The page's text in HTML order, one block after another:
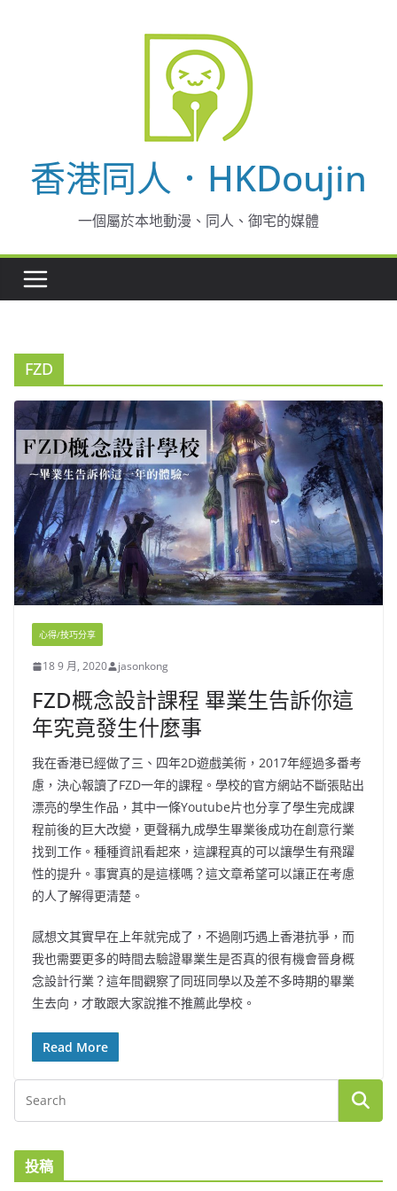
香港同人．HKDoujin
一個屬於本地動漫、同人、御宅的媒體
FZD
心得/技巧分享
18 9 月, 2020 jasonkong
FZD概念設計課程 畢業生告訴你這
年究竟發生什麼事
我在香港已經做了三、四年2D遊戲美術，2017年經過多番考
慮，決心報讀了FZD一年的課程。學校的官方網站不斷張貼出
漂亮的學生作品，其中一條Youtube片也分享了學生完成課
程前後的巨大改變，更聲稱九成學生畢業後成功在創意行業
找到工作。種種資訊看起來，這課程真的可以讓學生有飛躍
性的提升。事實真的是這樣嗎？這文章希望可以讓正在考慮
的人了解得更清楚。
感想文其實早在上年就完成了，不過剛巧遇上香港抗爭，而
我也需要更多的時間去驗證畢業生是否真的很有機會晉身概
念設計行業？這年間觀察了同班同學以及差不多時期的畢業
生去向，才敢跟大家說推不推薦此學校。
Read More
投稿